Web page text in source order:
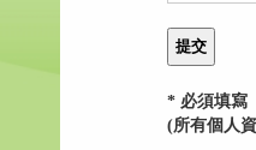
* 必須填寫
(所有個人